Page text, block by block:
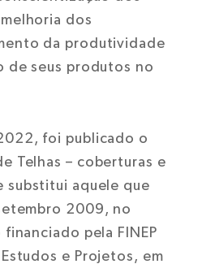
dos
da produtividade
de seus produtos no
foi publicado o
Telhas – coberturas e
substitui aquele que
2009, no
pela FINEP
e Projetos, em